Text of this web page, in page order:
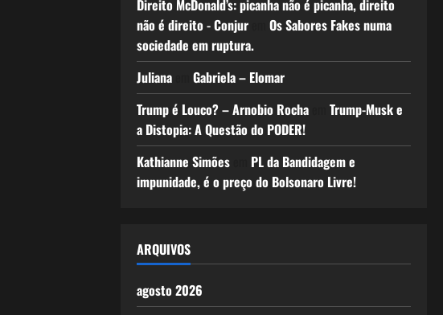
Direito McDonald’s: picanha não é picanha, direito
não é direito - Conjurem Os Sabores Fakes numa
sociedade em ruptura.
Julianaem Gabriela – Elomar
Trump é Louco? – Arnobio Rochaem Trump-Musk e
a Distopia: A Questão do PODER!
Kathianne Simõesem PL da Bandidagem e
impunidade, é o preço do Bolsonaro Livre!
ARQUIVOS
agosto 2026